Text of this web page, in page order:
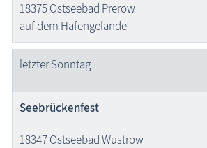
18375 Ostseebad Prerow
auf dem Hafengelände
letzter Sonntag
Seebrückenfest
18347 Ostseebad Wustrow